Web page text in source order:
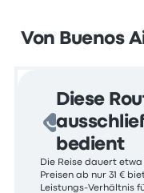
Von Buenos
Diese
bedient
Die Reise dauert
Preisen ab nur 31 €
Leistungs-Verhältnis